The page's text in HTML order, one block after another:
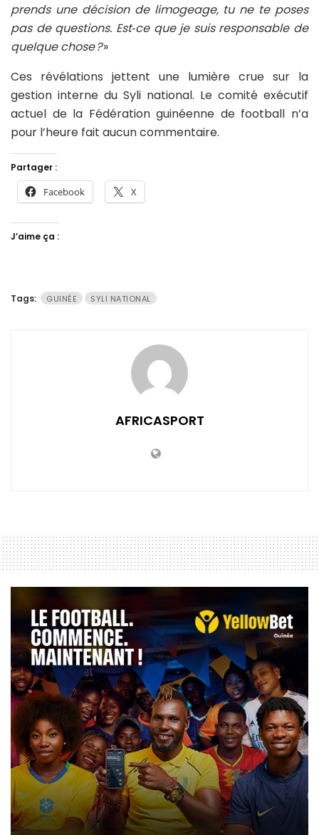
prends une décision de limogeage, tu ne te poses
pas de questions. Est‑ce que je suis responsable de
quelque chose ?»
Ces révélations jettent une lumière crue sur la
gestion interne du Syli national. Le comité exécutif
actuel de la Fédération guinéenne de football n’a
pour l’heure fait aucun commentaire.
Partager :
Facebook X
J’aime ça :
Tags: GUINÉE SYLI NATIONAL
AFRICASPORT